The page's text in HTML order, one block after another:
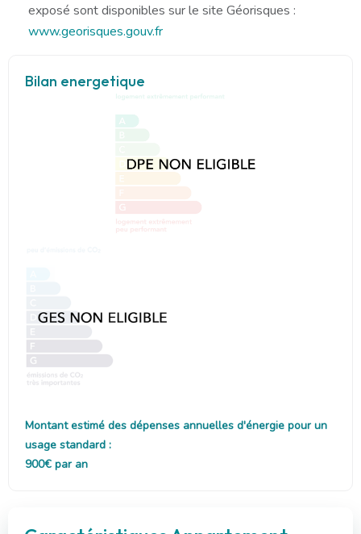
exposé sont disponibles sur le site Géorisques :
www.georisques.gouv.fr
Bilan energetique
Montant estimé des dépenses annuelles d'énergie pour un
usage standard :
900€ par an